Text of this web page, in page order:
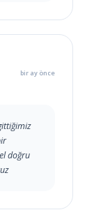
bir ay önce
doğru